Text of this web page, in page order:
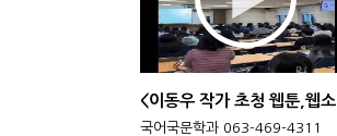
<이동우 작가 초청 웹툰,웹소
설..
국어국문학과 063-469-4311